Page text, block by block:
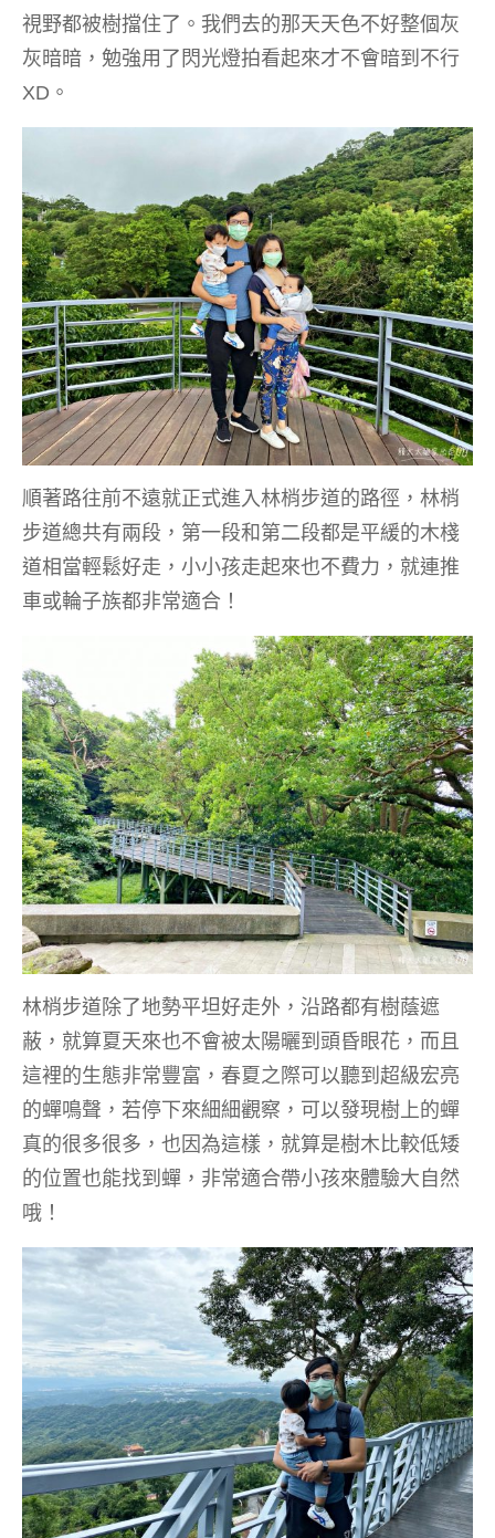
視野都被樹擋住了。我們去的那天天色不好整個灰
灰暗暗，勉強用了閃光燈拍看起來才不會暗到不行
XD。
順著路往前不遠就正式進入林梢步道的路徑，林梢
步道總共有兩段，第一段和第二段都是平緩的木棧
道相當輕鬆好走，小小孩走起來也不費力，就連推
車或輪子族都非常適合！
林梢步道除了地勢平坦好走外，沿路都有樹蔭遮
蔽，就算夏天來也不會被太陽曬到頭昏眼花，而且
這裡的生態非常豐富，春夏之際可以聽到超級宏亮
的蟬鳴聲，若停下來細細觀察，可以發現樹上的蟬
真的很多很多，也因為這樣，就算是樹木比較低矮
的位置也能找到蟬，非常適合帶小孩來體驗大自然
哦！